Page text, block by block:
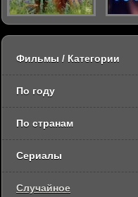
Фильмы / Категории
По году
По странам
Сериалы
Случайное